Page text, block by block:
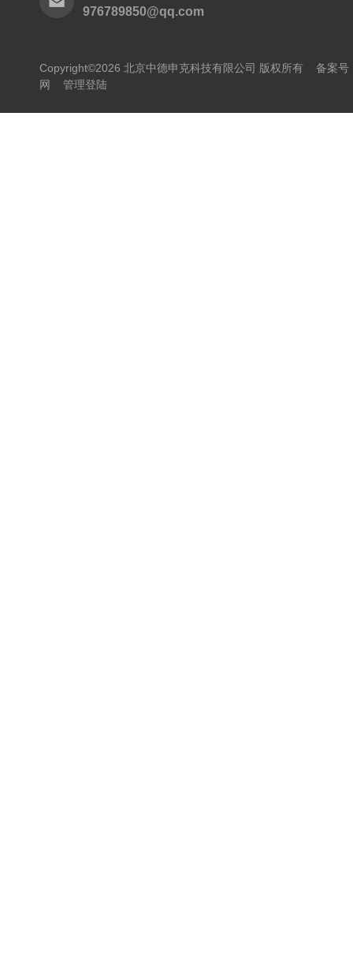
976789850@qq.com
Copyright©2026 北京中德申克科技有限公司 版权所有 备案号
网
管理登陆